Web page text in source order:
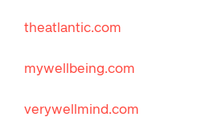
theatlantic.com
mywellbeing.com
verywellmind.com